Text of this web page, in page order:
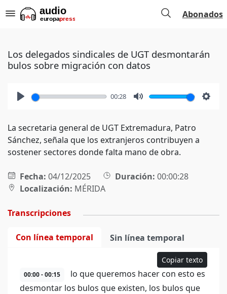
Abonados
Los delegados sindicales de UGT desmontarán
bulos sobre migración con datos
00:28
La secretaria general de UGT Extremadura, Patro
Sánchez, señala que los extranjeros contribuyen a
sostener sectores donde falta mano de obra.
Fecha: 04/12/2025 Duración: 00:00:28
Localización: MÉRIDA
Transcripciones
Con línea temporal Sin línea temporal
Copiar texto
00:00 - 00:15
lo que queremos hacer con esto es
desmontar los bulos que existen, los bulos que